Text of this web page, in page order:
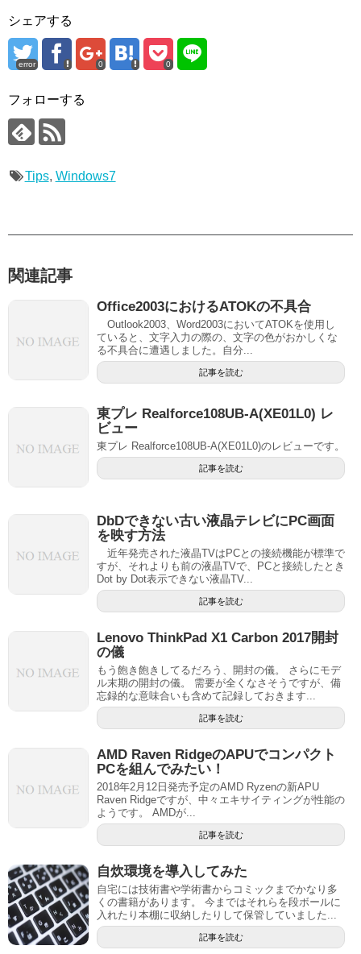
シェアする
error 0 0
フォローする
Tips, Windows7
関連記事
Office2003におけるATOKの不具合
Outlook2003、Word2003においてATOKを使用し
ていると、文字入力の際の、文字の色がおかしくな
る不具合に遭遇しました。自分...
記事を読む
東プレ Realforce108UB-A(XE01L0) レ
ビュー
東プレ Realforce108UB-A(XE01L0)のレビューです。
記事を読む
DbDできない古い液晶テレビにPC画面
を映す方法
近年発売された液晶TVはPCとの接続機能が標準で
すが、それよりも前の液晶TVで、PCと接続したとき
Dot by Dot表示できない液晶TV...
記事を読む
Lenovo ThinkPad X1 Carbon 2017開封
の儀
もう飽き飽きしてるだろう、開封の儀。 さらにモデ
ル末期の開封の儀。 需要が全くなさそうですが、備
忘録的な意味合いも含めて記録しておきます...
記事を読む
AMD Raven RidgeのAPUでコンパクト
PCを組んでみたい！
2018年2月12日発売予定のAMD Ryzenの新APU
Raven Ridgeですが、中々エキサイティングが性能の
ようです。 AMDが...
記事を読む
自炊環境を導入してみた
自宅には技術書や学術書からコミックまでかなり多
くの書籍があります。 今まではそれらを段ボールに
入れたり本棚に収納したりして保管していました...
記事を読む